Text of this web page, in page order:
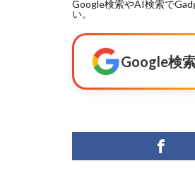
Google検索やAI検索で
い。
Google検